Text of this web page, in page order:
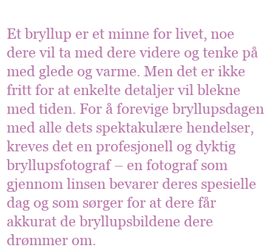
Et bryllup er et minne for livet, noe
dere vil ta med dere videre og tenke på
med glede og varme. Men det er ikke
fritt for at enkelte detaljer vil blekne
med tiden. For å forevige bryllupsdagen
med alle dets spektakulære hendelser,
kreves det en profesjonell og dyktig
bryllupsfotograf – en fotograf som
gjennom linsen bevarer deres spesielle
dag og som sørger for at dere får
akkurat de bryllupsbildene dere
drømmer om.